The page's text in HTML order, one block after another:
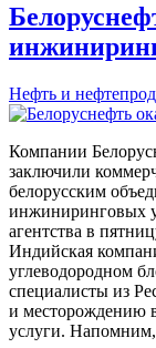
Нефть и
Компании
заключили
белорусским
инжиниринговых
агентства в
Индийская
углеводородном
специалисты из
и месторождению
услуги.